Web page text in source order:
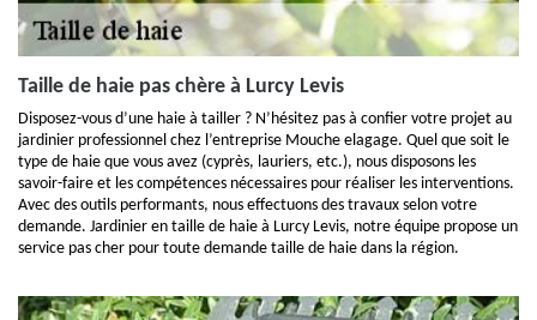
Taille de haie pas chère à Lurcy Levis
Disposez-vous d’une haie à tailler ? N’hésitez pas à confier votre projet au
jardinier professionnel chez l’entreprise Mouche elagage. Quel que soit le
type de haie que vous avez (cyprès, lauriers, etc.), nous disposons les
savoir-faire et les compétences nécessaires pour réaliser les interventions.
Avec des outils performants, nous effectuons des travaux selon votre
demande. Jardinier en taille de haie à Lurcy Levis, notre équipe propose un
service pas cher pour toute demande taille de haie dans la région.